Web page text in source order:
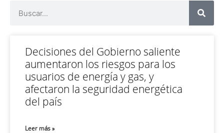
Decisiones del Gobierno saliente
aumentaron los riesgos para los
usuarios de energía y gas, y
afectaron la seguridad energética
del país
Leer más »